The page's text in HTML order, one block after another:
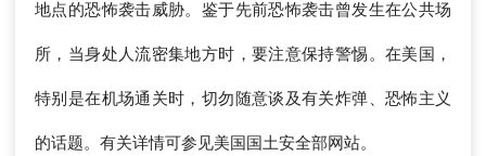
地点的恐怖袭击威胁。鉴于先前恐怖袭击曾发生在公共场
所，当身处人流密集地方时，要注意保持警惕。在美国，
特别是在机场通关时，切勿随意谈及有关炸弹、恐怖主义
的话题。有关详情可参见美国国土安全部网站。